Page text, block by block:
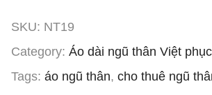
SKU: NT19
Category: Áo dài ngũ thân Việt
Tags: áo ngũ thân, cho thuê ngũ